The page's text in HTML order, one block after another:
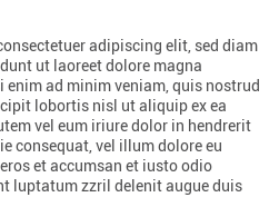
adipiscing elit, sed diam
ut laoreet dolore magna
ad minim veniam, quis nostrud
lobortis nisl ut aliquip ex ea
vel eum iriure dolor in hendrerit
consequat, vel illum dolore eu
et accumsan et iusto odio
luptatum zzril delenit augue duis